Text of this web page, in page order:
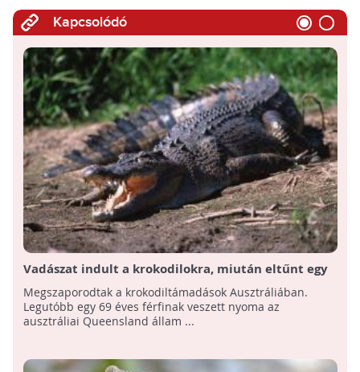
Kapcsolódó
Vadászat indult a krokodilokra, miután eltűnt egy
horgász Ausztráliában
Megszaporodtak a krokodiltámadások Ausztráliában.
Legutóbb egy 69 éves férfinak veszett nyoma az
ausztráliai Queensland állam ...